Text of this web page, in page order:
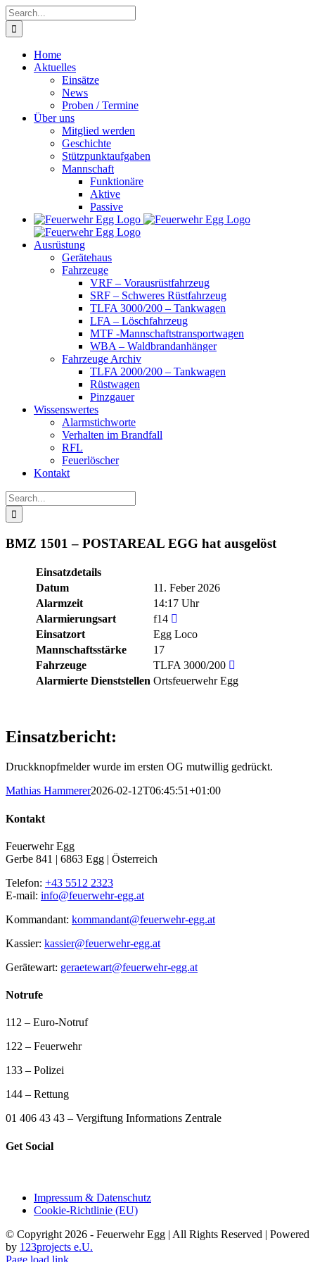
Skip
to
content
Search
for:
Home
Aktuelles
Einsätze
News
Proben / Termine
Über uns
Mitglied werden
Geschichte
Stützpunktaufgaben
Mannschaft
Funktionäre
Aktive
Passive
Ausrüstung
Gerätehaus
Fahrzeuge
VRF – Vorausrüstfahrzeug
SRF – Schweres Rüstfahrzeug
TLFA 3000/200 – Tankwagen
LFA – Löschfahrzeug
MTF -Mannschaftstransportwagen
WBA – Waldbrandanhänger
Fahrzeuge Archiv
TLFA 2000/200 – Tankwagen
Rüstwagen
Pinzgauer
Wissenswertes
Alarmstichworte
Verhalten im Brandfall
RFL
Feuerlöscher
Kontakt
Search
for:
BMZ 1501 – POSTAREAL EGG hat ausgelöst
Einsatzdetails
Datum
11. Feber 2026
Alarmzeit
14:17 Uhr
Alarmierungsart
f14
Einsatzort
Egg Loco
Mannschaftsstärke
17
Fahrzeuge
TLFA 3000/200
Alarmierte Dienststellen Ortsfeuerwehr Egg
Einsatzbericht:
Druckknopfmelder wurde im ersten OG mutwillig gedrückt.
Mathias Hammerer2026-02-12T06:45:51+01:00
Kontakt
Feuerwehr Egg
Gerbe 841 | 6863 Egg | Österreich
Telefon: +43 5512 2323
E-mail: info@feuerwehr-egg.at
Kommandant: kommandant@feuerwehr-egg.at
Kassier: kassier@feuerwehr-egg.at
Gerätewart: geraetewart@feuerwehr-egg.at
Notrufe
112 – Euro-Notruf
122 – Feuerwehr
133 – Polizei
144 – Rettung
01 406 43 43 – Vergiftung Informations Zentrale
Get Social
Impressum & Datenschutz
Cookie-Richtlinie (EU)
© Copyright 2026 - Feuerwehr Egg | All Rights Reserved | Powered
by 123projects e.U.
Page load link